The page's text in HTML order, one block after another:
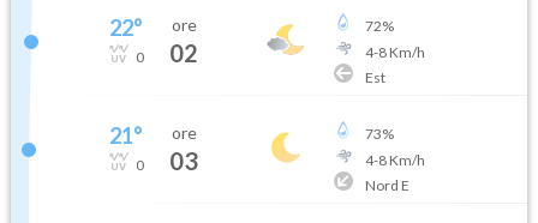
22°
0
ore
02
72%
4-8Km/h
Est
21°
0
ore
03
73%
4-8Km/h
Nord E